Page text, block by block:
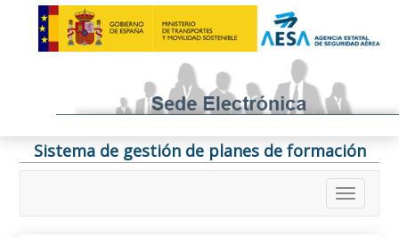
Sistema de gestión de planes de formación